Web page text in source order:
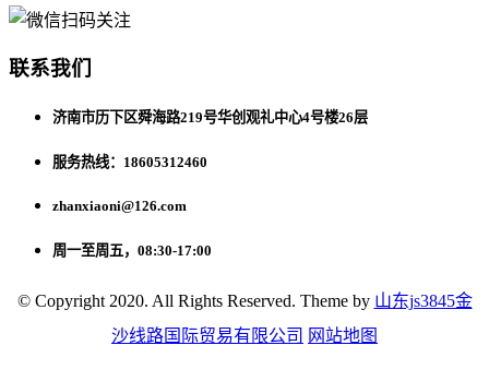
联系我们
济南市历下区舜海路219号华创观礼中心4号楼26层
服务热线：18605312460
zhanxiaoni@126.com
周一至周五，08:30-17:00
© Copyright 2020. All Rights Reserved. Theme by 山东js3845金
沙线路国际贸易有限公司 网站地图